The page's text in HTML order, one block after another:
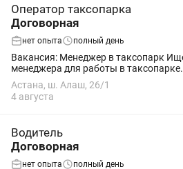
Оператор таксопарка
Договорная
нет опыта полный день
Вакансия: Менеджер в таксопарк Ищем ответственного
менеджера для работы в таксопарке. График работы: Суббота
и воскресенье С 09:00 до 20:00 Заработная плата: 90 000 тенге
Обязанности: ...
Астана, ш. Алаш, 26/1
4 августа
Водитель
Договорная
нет опыта полный день